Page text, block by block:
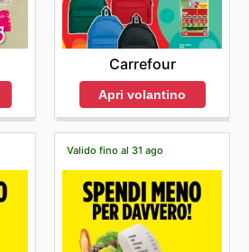
Carrefour
Apri volantino
Valido fino al 31 ago